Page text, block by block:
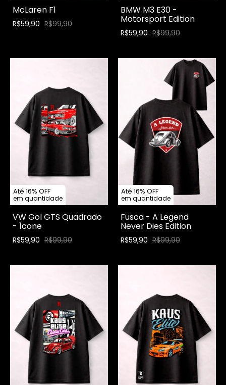
McLaren F1
R$59,90 R$99,90
BMW M3 E30 -
Motorsport Edition
R$59,90 R$99,90
Até 16% OFF
em quantidade
VW Gol GTS Quadrado
- Ícone
R$59,90 R$99,90
Até 16% OFF
em quantidade
Fusca - A Legend
Never Dies Edition
R$59,90 R$99,90